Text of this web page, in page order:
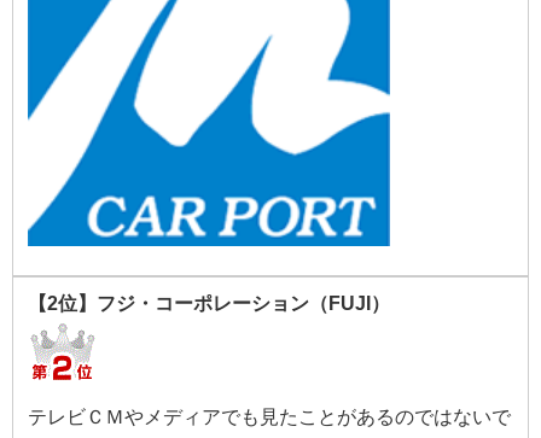
【2位】フジ・コーポレーション（FUJI）
テレビＣＭやメディアでも見たことがあるのではないで